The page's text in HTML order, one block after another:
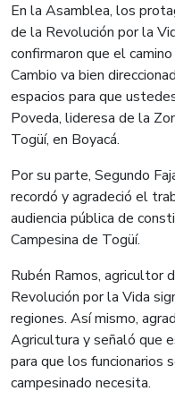
En la Asamblea, los
de la Revolución por la
confirmaron que el
Cambio va bien
espacios para que
Poveda, lideresa de la
Togüí, en Boyacá.
Por su parte, Segundo
recordó y agradeció el
audiencia pública de
Campesina de Togüí.
Rubén Ramos, agricultor
Revolución por la Vida
regiones. Así mismo,
Agricultura y señaló que
para que los funcionarios
campesinado necesita.